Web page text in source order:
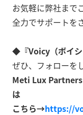
お気軽に弊社まで
全力でサポートを
◆ 『Voicy（ボイシ
ぜひ、フォローを
Meti Lux Partners
は
こちら→https://